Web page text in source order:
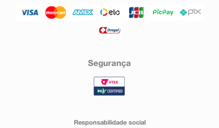
Segurança
Responsabilidade social